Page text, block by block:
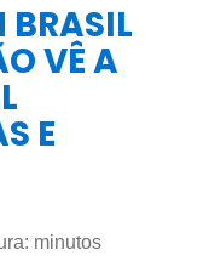
BRASIL
VÊ A
E
minutos